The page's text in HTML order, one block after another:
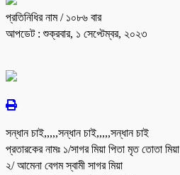
প্রতিনিধির নাম/ ১০৮৬ বার
আপডেট : শুক্রবার, ১ সেপ্টেম্বর, ২০২৩
সন্ধান চাই,,,,,সন্ধান চাই,,,,,সন্ধান চাই
প্রতারকের নামঃ ১/সাগর মিয়া পিতা মৃত তোতা মিয়া
২/ আমেনা বেগম স্বামী সাগর মিয়া